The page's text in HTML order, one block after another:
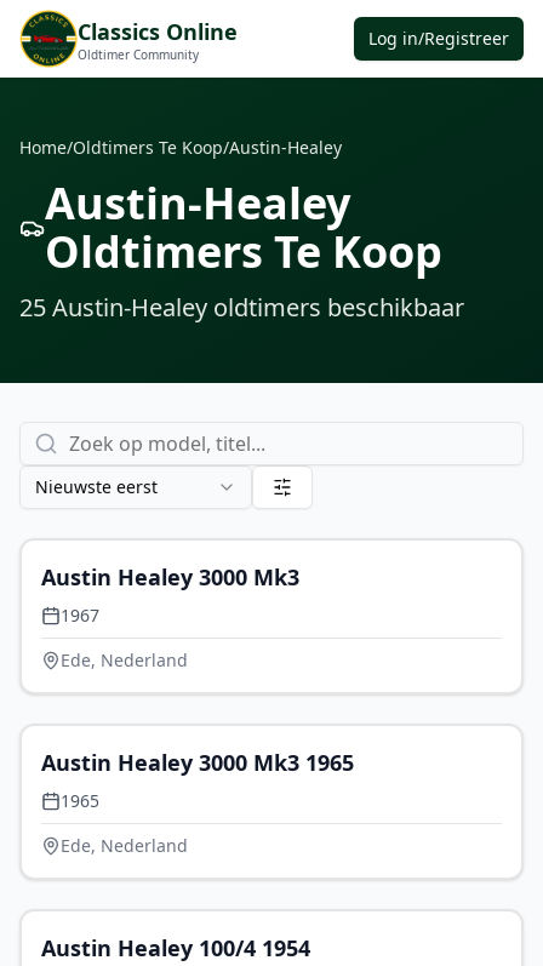
Classics Online
Oldtimer Community
Log in/Registreer
Home/Oldtimers Te Koop/Austin-Healey
Austin-Healey
Oldtimers Te Koop
25Austin-Healey oldtimers beschikbaar
Nieuwste eerst
Austin Healey 3000 Mk3
1967
Ede, Nederland
Austin Healey 3000 Mk3 1965
1965
Ede, Nederland
Austin Healey 100/4 1954